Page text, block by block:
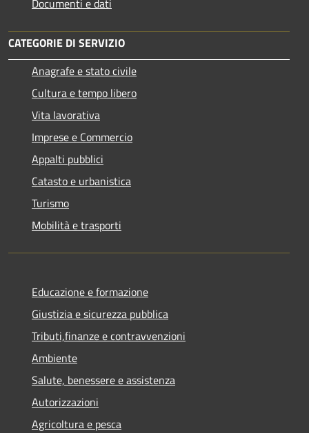
Documenti e dati
CATEGORIE DI SERVIZIO
Anagrafe e stato civile
Cultura e tempo libero
Vita lavorativa
Imprese e Commercio
Appalti pubblici
Catasto e urbanistica
Turismo
Mobilità e trasporti
Educazione e formazione
Giustizia e sicurezza pubblica
Tributi,finanze e contravvenzioni
Ambiente
Salute, benessere e assistenza
Autorizzazioni
Agricoltura e pesca